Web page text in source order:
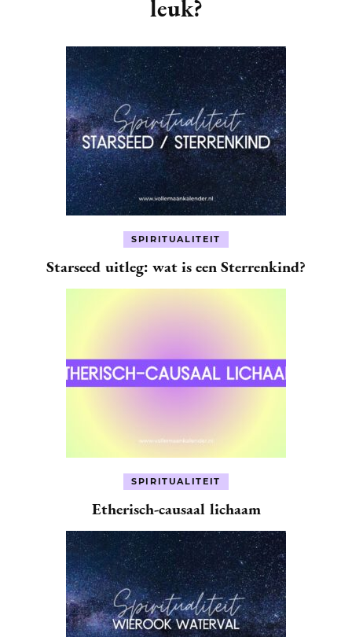
leuk?
SPIRITUALITEIT
Starseed uitleg: wat is een Sterrenkind?
SPIRITUALITEIT
Etherisch-causaal lichaam